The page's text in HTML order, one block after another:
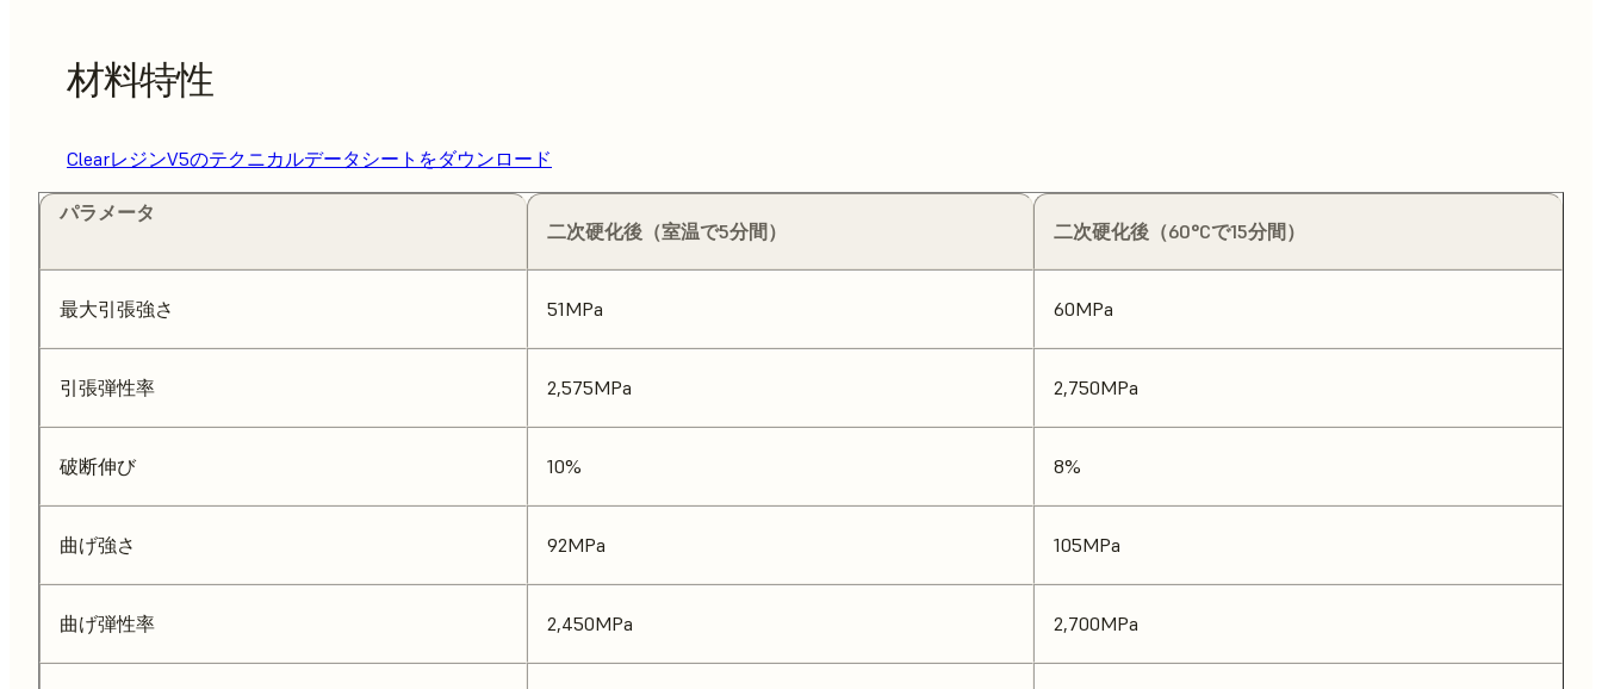
材料特性
ClearレジンV5のテクニカルデータシートをダウンロード
パラメータ
二次硬化後（室温で5分間）
二次硬化後（60°Cで15分間）
最大引張強さ 51MPa 60MPa
引張弾性率 2,575MPa 2,750MPa
破断伸び 10% 8%
曲げ強さ 92MPa 105MPa
曲げ弾性率 2,450MPa 2,700MPa